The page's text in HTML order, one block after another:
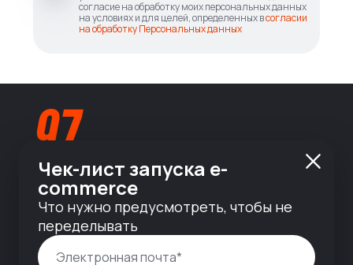
согласие на обработку моих персональных данных
на условиях и для целей, определенных всогласии
на обработку Персональных данных
info@nineseven.ru
© 2010 — 2026 ООО «Найнсевен», УНП 191376768,
ИНН 9710142077, КПП 771001001, ОГРН
Чек-лист запуска e-
commerce
Что нужно предусмотреть, чтобы не
переделывать